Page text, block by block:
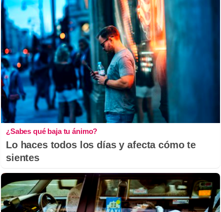
¿Sabes qué baja tu ánimo?
Lo haces todos los días y afecta cómo te
sientes